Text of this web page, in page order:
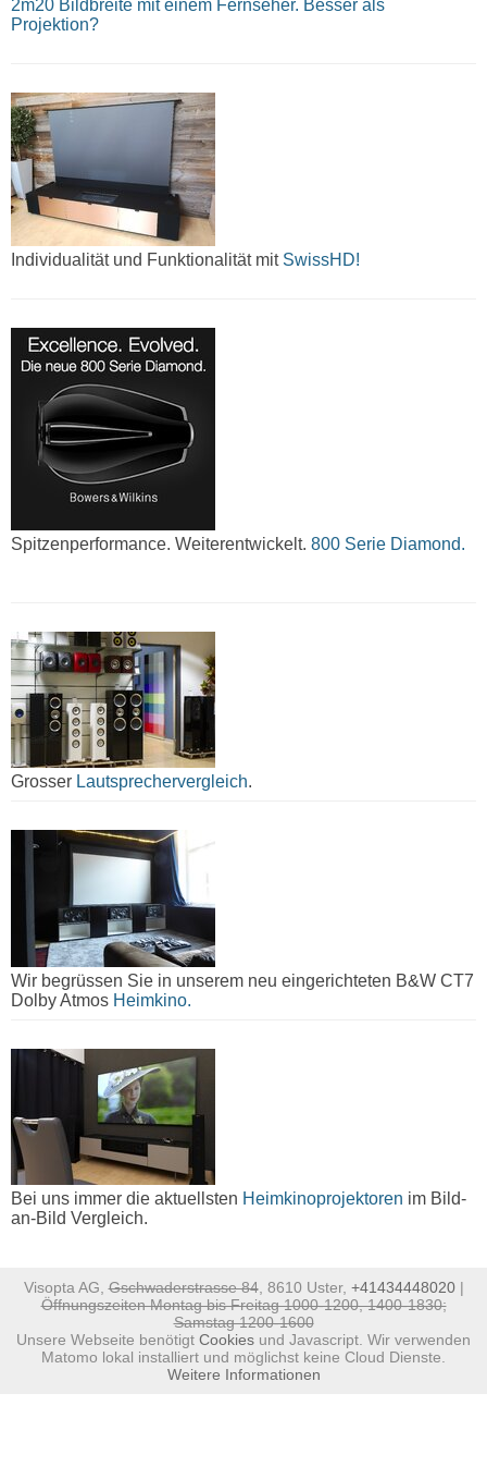
2m20 Bildbreite mit einem Fernseher. Besser als
Projektion?
Individualität und Funktionalität mitSwissHD!
Spitzenperformance. Weiterentwickelt. 800 Serie Diamond.
Grosser Lautsprechervergleich.
Wir begrüssen Sie in unserem neu eingerichteten B&W CT7
Dolby Atmos Heimkino.
Bei uns immer die aktuellsten Heimkinoprojektoren im Bild-
an-Bild Vergleich.
Visopta AG,Gschwaderstrasse 84, 8610 Uster, +41434448020|
Öffnungszeiten Montag bis Freitag 1000-1200, 1400-1830;
Samstag 1200-1600
Unsere Webseite benötigt Cookies und Javascript. Wir verwenden
Matomo lokal installiert und möglichst keine Cloud Dienste.
Weitere Informationen